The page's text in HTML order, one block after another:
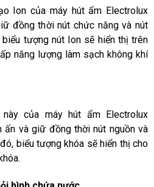
Ion của máy hút ẩm Electrolux
đồng thời nút chức năng và nút
tượng nút Ion sẽ hiển thị trên
năng lượng làm sạch không khí
của máy hút ẩm Electrolux
ấn và giữ đồng thời nút nguồn và
biểu tượng khóa sẽ hiển thị cho